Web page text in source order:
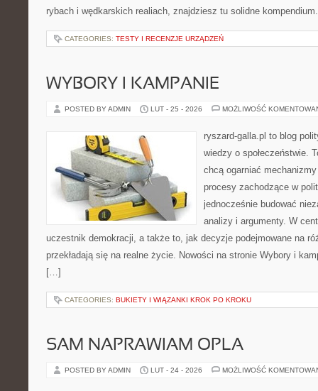
rybach i wędkarskich realiach, znajdziesz tu solidne
CATEGORIES: TESTY I RECENZJE URZĄDZEŃ
WYBORY I KAMPANIE
POSTED BY ADMIN LUT - 25 - 2026 MOŻLIWOŚĆ
ryszard-galla.pl to blog
wiedzy o społeczeństwie.
chcą ogarniać
procesy zachodzące w
jednocześnie budować
analizy i argumenty. W
uczestnik demokracji, a także to, jak decyzje podejmowane na
przekładają się na realne życie. Nowości na stronie Wybory i
[…]
CATEGORIES: BUKIETY I WIĄZANKI KROK PO KROKU
SAM NAPRAWIAM OPLA
POSTED BY ADMIN LUT - 24 - 2026 MOŻLIWOŚĆ